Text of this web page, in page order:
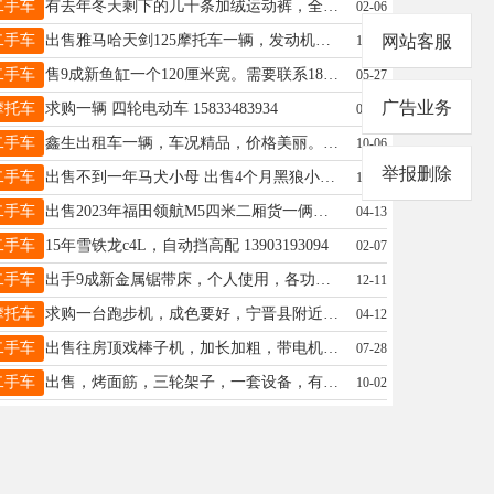
手车 有去年冬天剩下的几十条加绒运动裤，全部处理十二元一条，有全部要的和我联系15713193925 02-06
手车 出售雅马哈天剑125摩托车一辆，发动机无杂音，个人车，价格1500元，电话18932952180 12-11
手车 售9成新鱼缸一个120厘米宽。需要联系18831922200 05-27
托车 求购一辆 四轮电动车 15833483934 01-15
手车 鑫生出租车一辆，车况精品，价格美丽。18233931611 10-06
手车 出售不到一年马犬小母 出售4个月黑狼小公 出售用了4个月冰柜13483976109 12-05
手车 出售2023年福田领航M5四米二厢货一俩，行驶一万多公里，新车十万多，现价格7万不议价有意联系18830933551 04-13
手车 15年雪铁龙c4L，自动挡高配 13903193094 02-07
手车 出手9成新金属锯带床，个人使用，各功能全部正常，联系方式：13933738102 12-11
托车 求购一台跑步机，成色要好，宁晋县附近，电话15733901042 04-12
手车 出售往房顶戏棒子机，加长加粗，带电机，带两个框，400元唐邱乡自提15227603235 07-28
手车 出售，烤面筋，三轮架子，一套设备，有需要者，联系方式18233955171 10-02
网站客服
广告业务
举报删除